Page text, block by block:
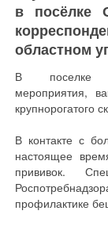
в посёлке
областном
В поселке
мероприятия,
крупнорогатого
В контакте с
настоящее
прививок.
профилактике